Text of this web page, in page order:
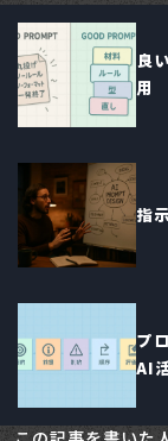
良
用
指
プ
AI